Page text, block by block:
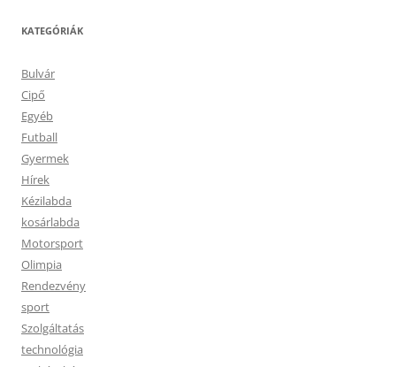
KATEGÓRIÁK
Bulvár
Cipő
Egyéb
Futball
Gyermek
Hírek
Kézilabda
kosárlabda
Motorsport
Olimpia
Rendezvény
sport
Szolgáltatás
technológia